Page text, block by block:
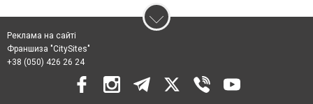
Реклама на сайті
Франшиза "CitySites"
+38 (050) 426 26 24